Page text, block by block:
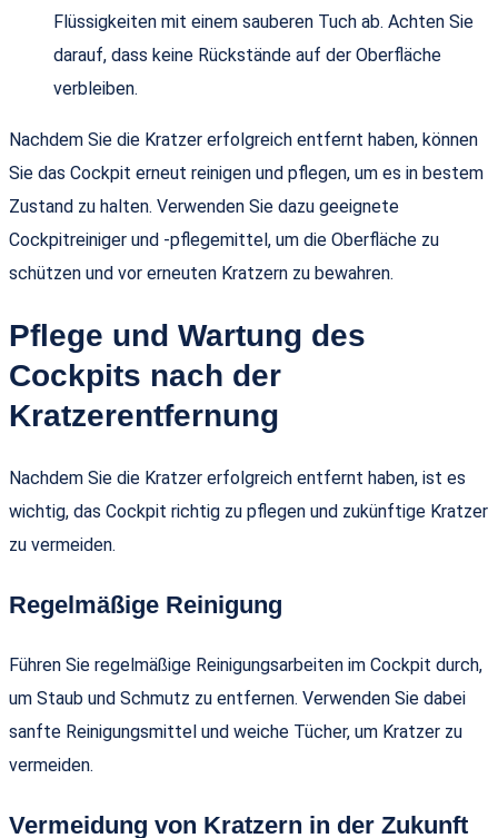
Flüssigkeiten mit einem sauberen Tuch ab. Achten Sie
darauf, dass keine Rückstände auf der Oberfläche
verbleiben.
Nachdem Sie die Kratzer erfolgreich entfernt haben, können
Sie das Cockpit erneut reinigen und pflegen, um es in bestem
Zustand zu halten. Verwenden Sie dazu geeignete
Cockpitreiniger und -pflegemittel, um die Oberfläche zu
schützen und vor erneuten Kratzern zu bewahren.
Pflege und Wartung des
Cockpits nach der
Kratzerentfernung
Nachdem Sie die Kratzer erfolgreich entfernt haben, ist es
wichtig, das Cockpit richtig zu pflegen und zukünftige Kratzer
zu vermeiden.
Regelmäßige Reinigung
Führen Sie regelmäßige Reinigungsarbeiten im Cockpit durch,
um Staub und Schmutz zu entfernen. Verwenden Sie dabei
sanfte Reinigungsmittel und weiche Tücher, um Kratzer zu
vermeiden.
Vermeidung von Kratzern in der Zukunft